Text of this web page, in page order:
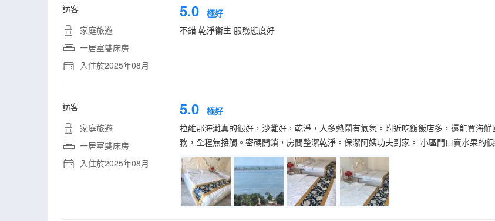
訪客
家庭旅遊
一居室雙床房
入住於2025年08月
5.0 極好
不錯 乾淨衞生 服務態度好
訪客
家庭旅遊
一居室雙床房
入住於2025年08月
5.0 極好
拉維那海灘真的很好，沙灘好，乾淨，人多熱鬧有氣氛。附近吃飯飯店多，還能買海
務，全程無接觸。密碼開鎖，房間整潔乾淨。保潔阿姨功夫到家。 小區門口賣水果的